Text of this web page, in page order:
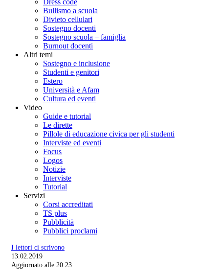
Dress code
Bullismo a scuola
Divieto cellulari
Sostegno docenti
Sostegno scuola – famiglia
Burnout docenti
Altri temi
Sostegno e inclusione
Studenti e genitori
Estero
Università e Afam
Cultura ed eventi
Video
Guide e tutorial
Le dirette
Pillole di educazione civica per gli studenti
Interviste ed eventi
Focus
Logos
Notizie
Interviste
Tutorial
Servizi
Corsi accreditati
TS plus
Pubblicità
Pubblici proclami
I lettori ci scrivono
13.02.2019
Aggiornato alle 20:23